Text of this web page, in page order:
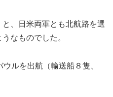
、日米両軍とも北航路を選
なものでした。
ルを出航（輸送船８隻、